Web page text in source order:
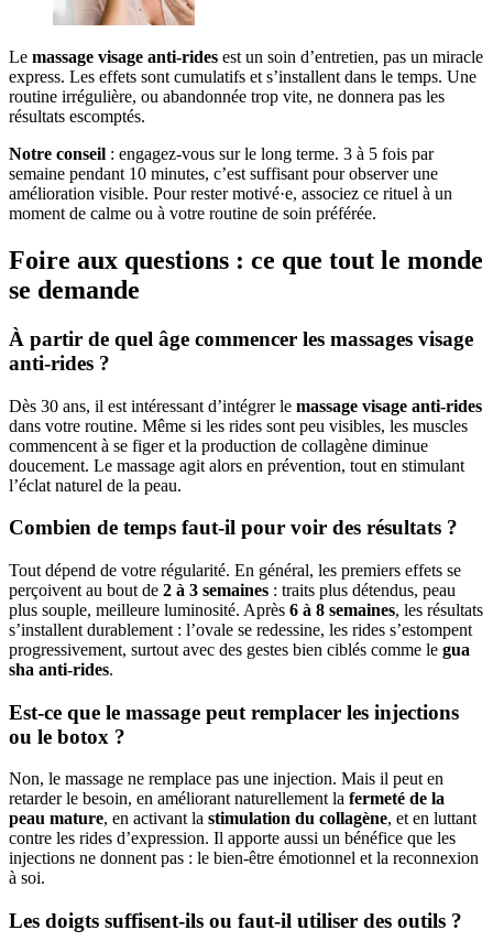
Le massage visage anti-rides est un soin d’entretien, pas un miracle
express. Les effets sont cumulatifs et s’installent dans le temps. Une
routine irrégulière, ou abandonnée trop vite, ne donnera pas les
résultats escomptés.
Notre conseil : engagez-vous sur le long terme. 3 à 5 fois par
semaine pendant 10 minutes, c’est suffisant pour observer une
amélioration visible. Pour rester motivé·e, associez ce rituel à un
moment de calme ou à votre routine de soin préférée.
Foire aux questions : ce que tout le monde
se demande
À partir de quel âge commencer les massages visage
anti-rides ?
Dès 30 ans, il est intéressant d’intégrer le massage visage anti-rides
dans votre routine. Même si les rides sont peu visibles, les muscles
commencent à se figer et la production de collagène diminue
doucement. Le massage agit alors en prévention, tout en stimulant
l’éclat naturel de la peau.
Combien de temps faut-il pour voir des résultats ?
Tout dépend de votre régularité. En général, les premiers effets se
perçoivent au bout de 2 à 3 semaines : traits plus détendus, peau
plus souple, meilleure luminosité. Après 6 à 8 semaines, les résultats
s’installent durablement : l’ovale se redessine, les rides s’estompent
progressivement, surtout avec des gestes bien ciblés comme le gua
sha anti-rides.
Est-ce que le massage peut remplacer les injections
ou le botox ?
Non, le massage ne remplace pas une injection. Mais il peut en
retarder le besoin, en améliorant naturellement la fermeté de la
peau mature, en activant la stimulation du collagène, et en luttant
contre les rides d’expression. Il apporte aussi un bénéfice que les
injections ne donnent pas : le bien-être émotionnel et la reconnexion
à soi.
Les doigts suffisent-ils ou faut-il utiliser des outils ?